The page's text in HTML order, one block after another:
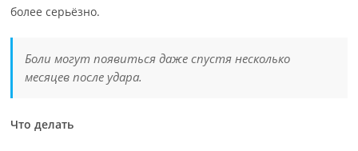
более серьёзно.
Боли могут появиться даже спустя несколько
месяцев после удара.
Что делать